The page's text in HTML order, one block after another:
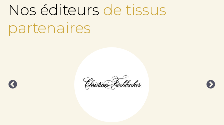
Nos éditeurs de tissus
partenaires